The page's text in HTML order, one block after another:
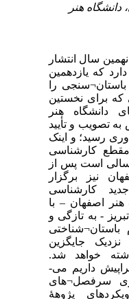
هنر
سال انتشار
که یازدهمین
را
که برای نخستین
دانشگاه هنر
تبریز در سال 1391ش به تصویب و تأیید
رسید؛ و اینک
کارشناسی
سالی است پس از
نیز برگزار
کارشناسی
اصفهان – با
- به تازگی و
نزدیک جایگزین
خواهد شد.
داریم می-
سرفصل¬های
پژوهۀ